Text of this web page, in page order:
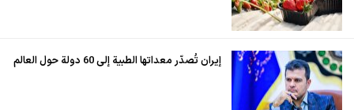
إيران تُصدّر معداتها الطبية إلى 60 دولة حول العالم